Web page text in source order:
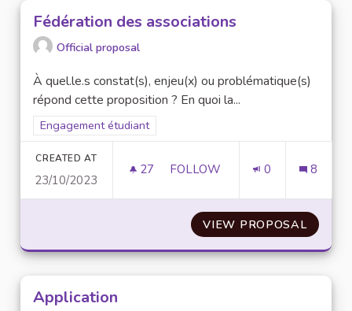
Fédération des associations
Official proposal
À quel.le.s constat(s), enjeu(x) ou problématique(s)
répond cette proposition ? En quoi la...
Filter results for scope: Engagement étudiant
Engagement étudiant
CREATED AT
23/10/2023
27 27 FOLLOWERS
FOLLOW 0 8
VIEW PROPOSAL
Application